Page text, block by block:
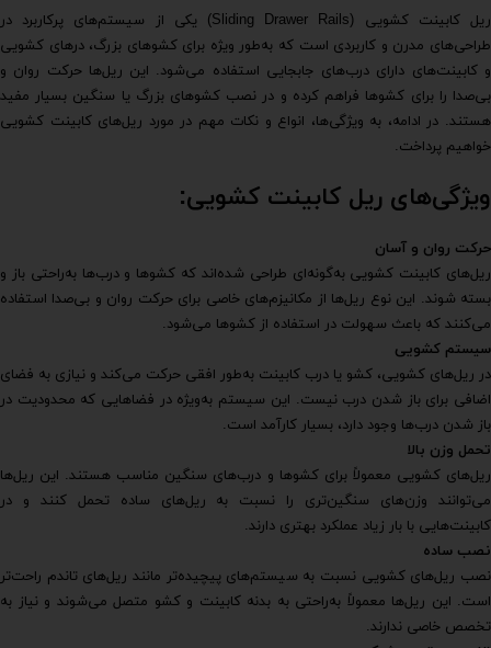
ریل کابینت کشویی (Sliding Drawer Rails) یکی از سیستم‌های پرکاربرد در
طراحی‌های مدرن و کاربردی است که به‌طور ویژه برای کشوهای بزرگ، درهای کشویی
و کابینت‌های دارای درب‌های جابجایی استفاده می‌شود. این ریل‌ها حرکت روان و
بی‌صدا را برای کشوها فراهم کرده و در نصب کشوهای بزرگ یا سنگین بسیار مفید
هستند. در ادامه، به ویژگی‌ها، انواع و نکات مهم در مورد ریل‌های کابینت کشویی
خواهیم پرداخت.
ویژگی‌های ریل کابینت کشویی:
حرکت روان و آسان
ریل‌های کابینت کشویی به‌گونه‌ای طراحی شده‌اند که کشوها و درب‌ها به‌راحتی باز و
بسته شوند. این نوع ریل‌ها از مکانیزم‌های خاصی برای حرکت روان و بی‌صدا استفاده
می‌کنند که باعث سهولت در استفاده از کشوها می‌شود.
سیستم کشویی
در ریل‌های کشویی، کشو یا درب کابینت به‌طور افقی حرکت می‌کند و نیازی به فضای
اضافی برای باز شدن درب نیست. این سیستم به‌ویژه در فضاهایی که محدودیت در
باز شدن درب‌ها وجود دارد، بسیار کارآمد است.
تحمل وزن بالا
ریل‌های کشویی معمولاً برای کشوها و درب‌های سنگین مناسب هستند. این ریل‌ها
می‌توانند وزن‌های سنگین‌تری را نسبت به ریل‌های ساده تحمل کنند و در
کابینت‌هایی با بار زیاد عملکرد بهتری دارند.
نصب ساده
نصب ریل‌های کشویی نسبت به سیستم‌های پیچیده‌تر مانند ریل‌های تاندم راحت‌تر
است. این ریل‌ها معمولاً به‌راحتی به بدنه کابینت و کشو متصل می‌شوند و نیاز به
تخصص خاصی ندارند.